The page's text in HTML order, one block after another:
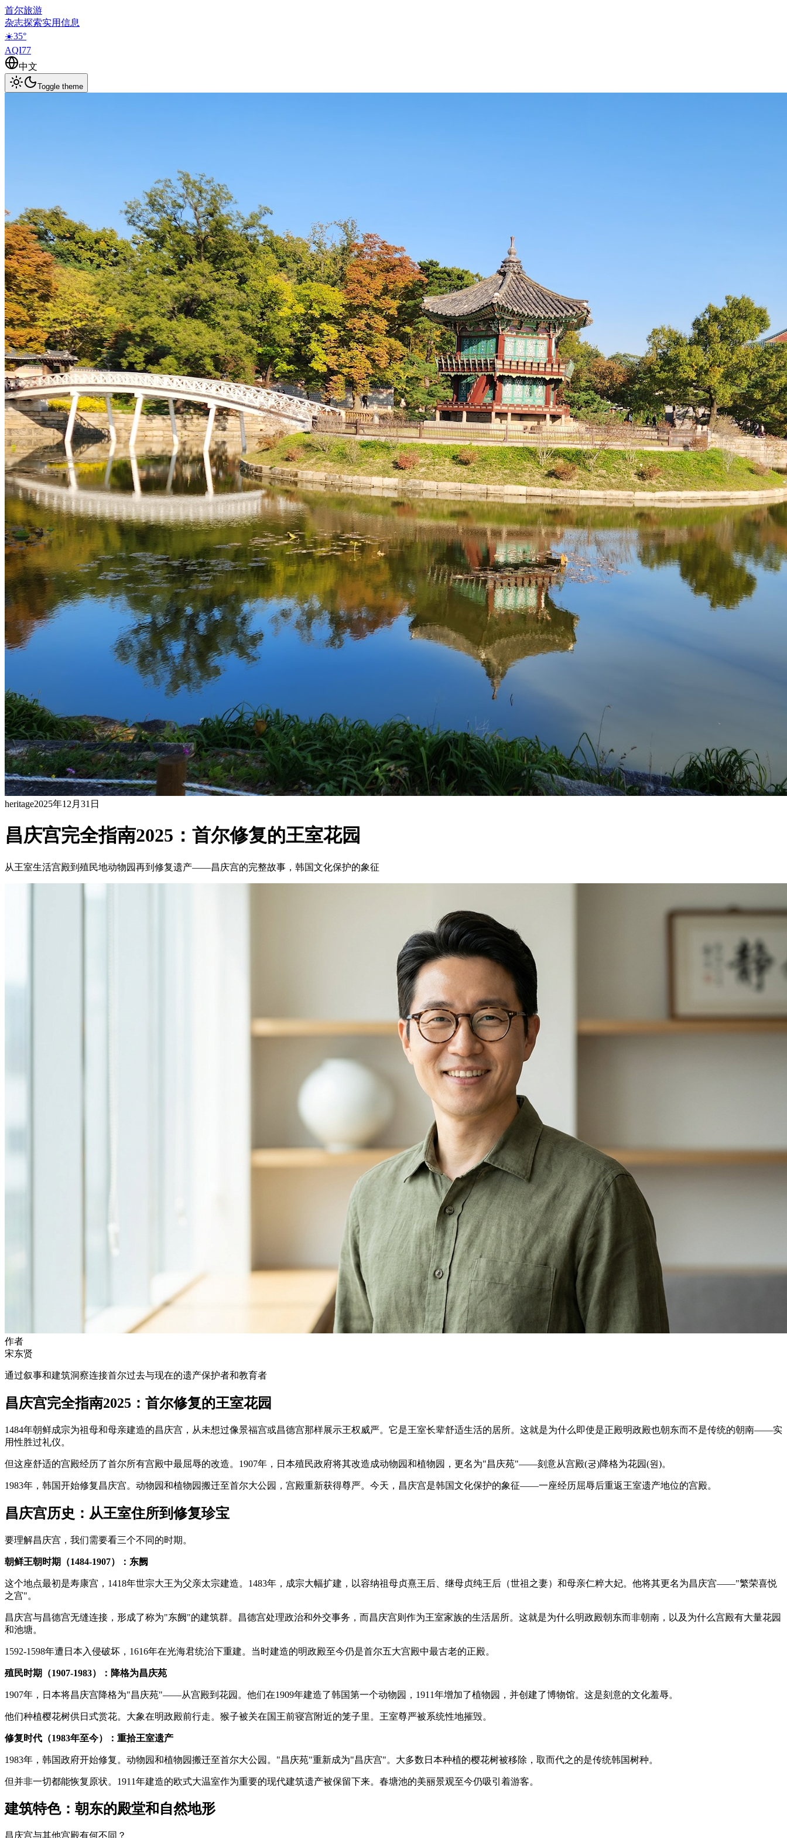
首尔旅游
杂志探索实用信息
☀️35°
AQI77
中文
Toggle theme
heritage2025年12月31日
昌庆宫完全指南2025：首尔修复的王室花园
从王室生活宫殿到殖民地动物园再到修复遗产——昌庆宫的完整故事，韩国文化保护的象征
作者
宋东贤
通过叙事和建筑洞察连接首尔过去与现在的遗产保护者和教育者
昌庆宫完全指南2025：首尔修复的王室花园
1484年朝鲜成宗为祖母和母亲建造的昌庆宫，从未想过像景福宫或昌德宫那样展示王权威严。它是王室长辈舒适生活的居所。这就是为什么即使是正殿明政殿也朝东而不是传统的朝南——实
用性胜过礼仪。
但这座舒适的宫殿经历了首尔所有宫殿中最屈辱的改造。1907年，日本殖民政府将其改造成动物园和植物园，更名为"昌庆苑"——刻意从宫殿(궁)降格为花园(원)。
1983年，韩国开始修复昌庆宫。动物园和植物园搬迁至首尔大公园，宫殿重新获得尊严。今天，昌庆宫是韩国文化保护的象征——一座经历屈辱后重返王室遗产地位的宫殿。
昌庆宫历史：从王室住所到修复珍宝
要理解昌庆宫，我们需要看三个不同的时期。
朝鲜王朝时期（1484-1907）：东阙
这个地点最初是寿康宫，1418年世宗大王为父亲太宗建造。1483年，成宗大幅扩建，以容纳祖母贞熹王后、继母贞纯王后（世祖之妻）和母亲仁粹大妃。他将其更名为昌庆宫——"繁荣喜悦
之宫"。
昌庆宫与昌德宫无缝连接，形成了称为"东阙"的建筑群。昌德宫处理政治和外交事务，而昌庆宫则作为王室家族的生活居所。这就是为什么明政殿朝东而非朝南，以及为什么宫殿有大量花园
和池塘。
1592-1598年遭日本入侵破坏，1616年在光海君统治下重建。当时建造的明政殿至今仍是首尔五大宫殿中最古老的正殿。
殖民时期（1907-1983）：降格为昌庆苑
1907年，日本将昌庆宫降格为"昌庆苑"——从宫殿到花园。他们在1909年建造了韩国第一个动物园，1911年增加了植物园，并创建了博物馆。这是刻意的文化羞辱。
他们种植樱花树供日式赏花。大象在明政殿前行走。猴子被关在国王前寝宫附近的笼子里。王室尊严被系统性地摧毁。
修复时代（1983年至今）：重拾王室遗产
1983年，韩国政府开始修复。动物园和植物园搬迁至首尔大公园。"昌庆苑"重新成为"昌庆宫"。大多数日本种植的樱花树被移除，取而代之的是传统韩国树种。
但并非一切都能恢复原状。1911年建造的欧式大温室作为重要的现代建筑遗产被保留下来。春塘池的美丽景观至今仍吸引着游客。
建筑特色：朝东的殿堂和自然地形
昌庆宫与其他宫殿有何不同？